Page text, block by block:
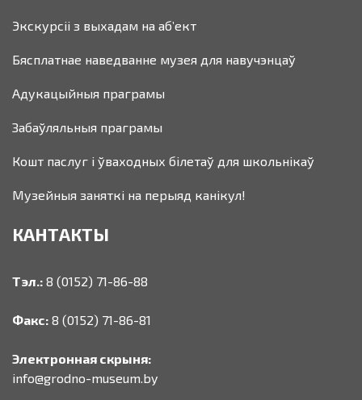
Экскурсіі з выхадам на аб’ект
Бясплатнае наведванне музея для навучэнцаў
Адукацыйныя праграмы
Забаўляльныя праграмы
Кошт паслуг і ўваходных білетаў для школьнікаў
Музейныя заняткі на перыяд канікул!
КАНТАКТЫ
Тэл.: 8 (0152) 71-86-88
Факс: 8 (0152) 71-86-81
Электронная скрыня:
info@grodno-museum.by